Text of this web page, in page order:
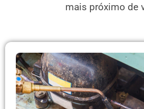
mais próximo de